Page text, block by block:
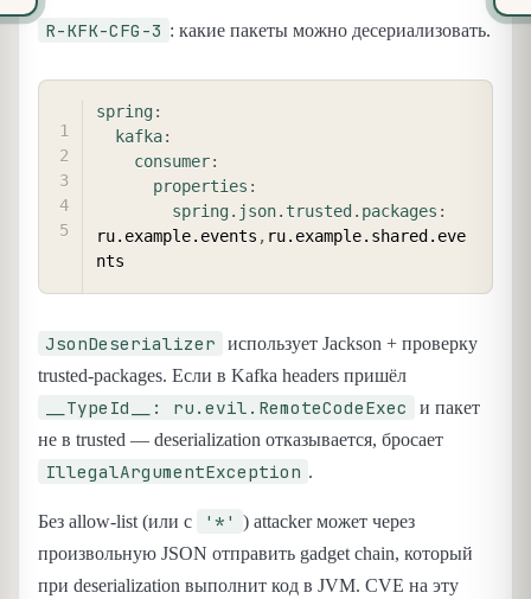
R-KFK-CFG-3 : какие пакеты можно десериализовать.
spring:
kafka:
consumer:
properties :
spring.json.trusted.packages :
ru.example.events , ru.example.shared.eve
JsonDeserializer
использует Jackson + проверку
trusted-packages. Если в Kafka headers пришёл
__TypeId__: ru.evil.RemoteCodeExec
и пакет
не в trusted — deserialization отказывается, бросает
IllegalArgumentException .
Без allow-list (или с '*' ) attacker может через
произвольную JSON отправить gadget chain, который
при deserialization выполнит код в JVM. CVE на эту